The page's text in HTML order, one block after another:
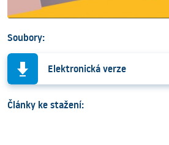
Soubory:
Elektronická verze
Články ke stažení: